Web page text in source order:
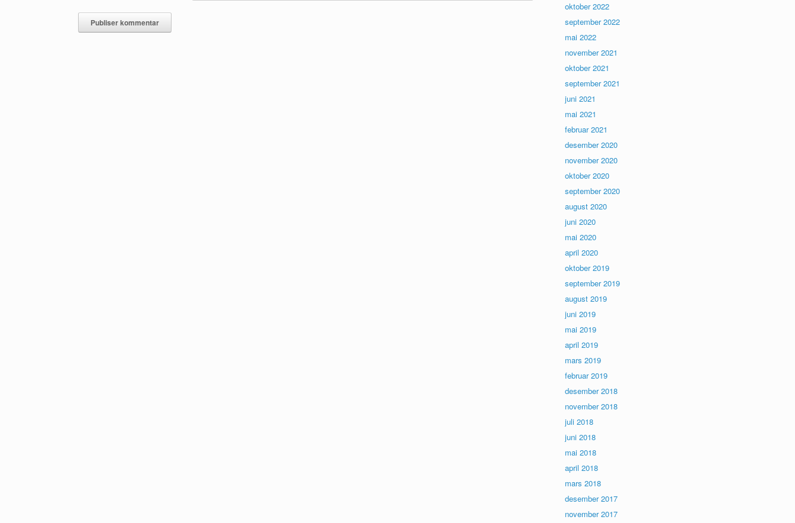
oktober 2022
september 2022
mai 2022
november 2021
oktober 2021
september 2021
juni 2021
mai 2021
februar 2021
desember 2020
november 2020
oktober 2020
september 2020
august 2020
juni 2020
mai 2020
april 2020
oktober 2019
september 2019
august 2019
juni 2019
mai 2019
april 2019
mars 2019
februar 2019
desember 2018
november 2018
juli 2018
juni 2018
mai 2018
april 2018
mars 2018
desember 2017
november 2017